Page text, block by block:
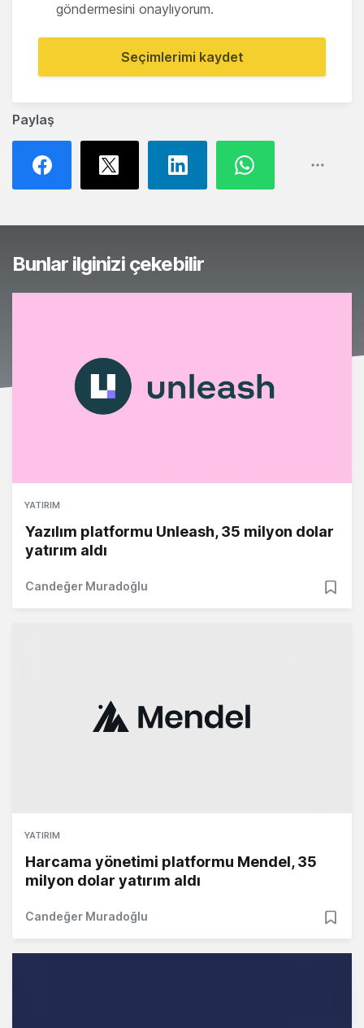
Paylaş
göndermesini onaylıyorum.
Seçimlerimi kaydet
Bunlar ilginizi çekebilir
YATIRIM
Yazılım platformu Unleash, 35 milyon dolar
yatırım aldı
Candeğer Muradoğlu
YATIRIM
Harcama yönetimi platformu Mendel, 35
milyon dolar yatırım aldı
Candeğer Muradoğlu